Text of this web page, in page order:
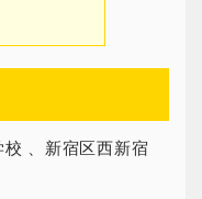
、新宿区西新宿